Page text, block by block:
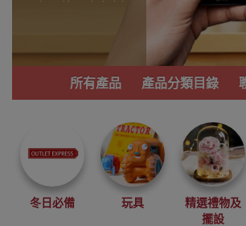
產品外，亦包括
功能齊備的產
品。
我們每月會固定
尋找最更新、最
潮、有特色而且
優惠的優質產
品，從用家的角
度為你帶來你的
最好選擇。
所有產品 產品分類目錄
冬日必備 玩具
精選禮物及
擺設